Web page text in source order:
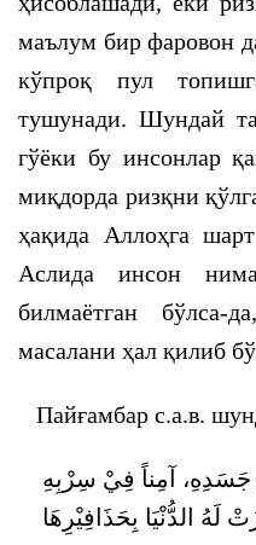
маълум бир фаровон
кўпроқ пул
тушунади. Шундай
гўёки бу инсонлар
миқдорда ризқни
ҳақида Аллоҳга
Аслида инсон
билмаётган бўлса-
масалани ҳал қилиб
Пайғамбар с.а.в.
آمِناً فِيْ سِرْبِهِ
لَهُ الدُّنْيَا بِحَذَافِيْرِهَا